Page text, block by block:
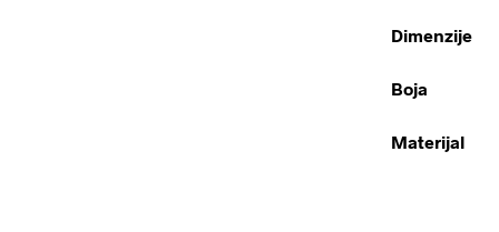
Dimenzije
Boja
Materijal